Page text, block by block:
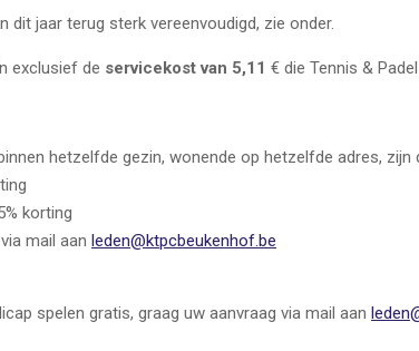
dit jaar terug sterk vereenvoudigd, zie onder.
exclusief de servicekost van 5,11 € die Tennis &
hetzelfde gezin, wonende op hetzelfde adres,
korting
mail aan leden@ktpcbeukenhof.be
spelen gratis, graag uw aanvraag via mail aan